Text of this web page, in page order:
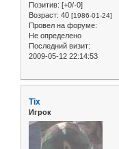
Позитив: [+0/-0]
Возраст: 40 [1986-01-24]
Провел на форуме:
Не определено
Последний визит:
2009-05-12 22:14:53
Tix
Игрок